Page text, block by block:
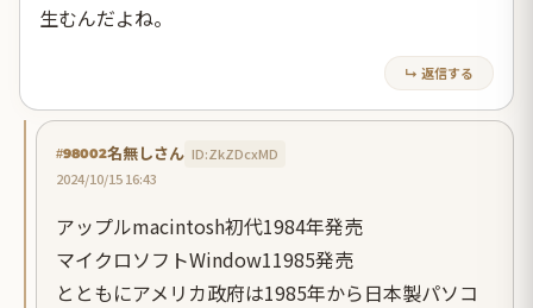
生むんだよね。
↳ 返信する
#98002名無しさん ID:ZkZDcxMD
2024/10/15 16:43
アップルmacintosh初代1984年発売
マイクロソフトWindow11985発売
とともにアメリカ政府は1985年から日本製パソコ